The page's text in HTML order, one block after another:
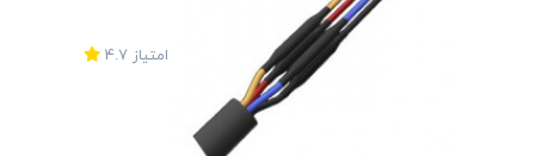
امتیاز 4.7